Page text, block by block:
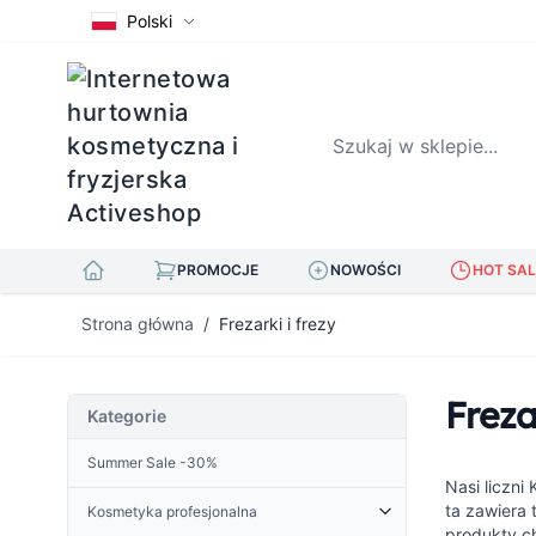
Polski
Szukaj w sklepie...
PROMOCJE NOWOŚCI HOT
Strona główna / Frezarki i frezy
Nasi liczni
ta zawiera
Kategorie
Summer Sale -30%
Kosmetyka profesjonalna